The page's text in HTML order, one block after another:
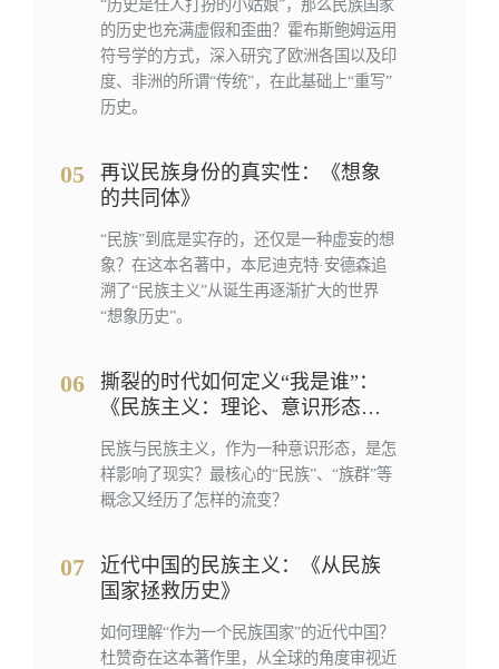
“历史是任人打扮的小姑娘”，那么民族国家
的历史也充满虚假和歪曲？霍布斯鲍姆运用
符号学的方式，深入研究了欧洲各国以及印
度、非洲的所谓“传统”，在此基础上“重写”
历史。
05
再议民族身份的真实性：《想象
的共同体》
“民族”到底是实存的，还仅是一种虚妄的想
象？在这本名著中，本尼迪克特·安德森追
溯了“民族主义”从诞生再逐渐扩大的世界
“想象历史”。
06
撕裂的时代如何定义“我是谁”：
《民族主义：理论、意识形态、
民族与民族主义，作为一种意识形态，是怎
样影响了现实？最核心的“民族”、“族群”等
概念又经历了怎样的流变？
07
近代中国的民族主义：《从民族
国家拯救历史》
如何理解“作为一个民族国家”的近代中国？
杜赞奇在这本著作里，从全球的角度审视近